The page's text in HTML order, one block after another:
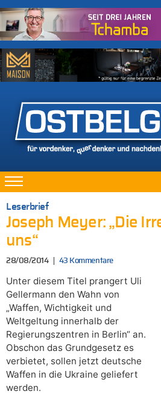
Leserbrief
Joseph Meyer: „Die
uns“
28/08/2014 43 Kommentare
Unter diesem Titel prangert Uli
Gellermann den Wahn von
„Waffen, Wichtigkeit und
Weltgeltung innerhalb der
Regierungszentren in Berlin“ an.
Obschon das Grundgesetz es
verbietet, sollen jetzt deutsche
Waffen in die Ukraine geliefert
werden.